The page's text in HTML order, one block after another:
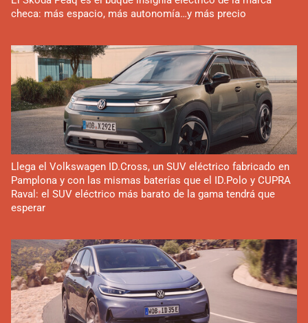
checa: más espacio, más autonomía…y más precio
Llega el Volkswagen ID.Cross, un SUV eléctrico fabricado en
Pamplona y con las mismas baterías que el ID.Polo y CUPRA
Raval: el SUV eléctrico más barato de la gama tendrá que
esperar